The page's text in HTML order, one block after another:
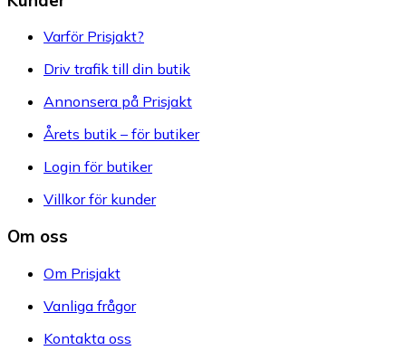
Varför Prisjakt?
Driv trafik till din butik
Annonsera på Prisjakt
Årets butik – för butiker
Login för butiker
Villkor för kunder
Om oss
Om Prisjakt
Vanliga frågor
Kontakta oss